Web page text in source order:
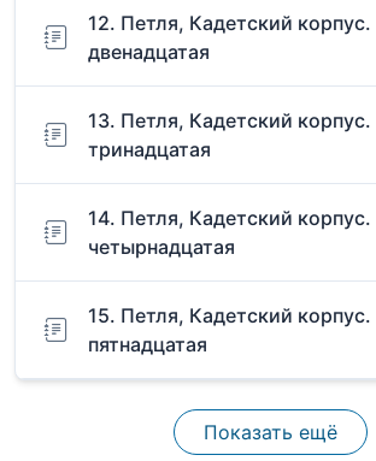
12. Петля, Кадетский корпус.
двенадцатая
13. Петля, Кадетский корпус.
тринадцатая
14. Петля, Кадетский корпус.
четырнадцатая
15. Петля, Кадетский корпус.
пятнадцатая
Показать ещё